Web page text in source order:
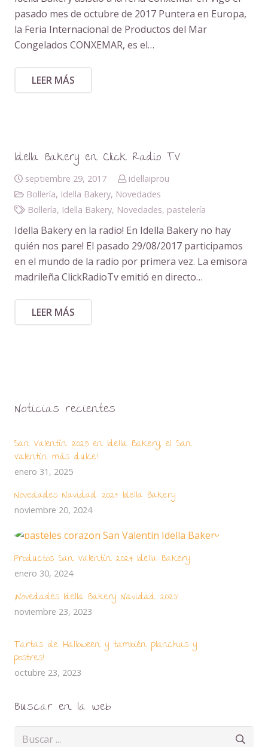
pasado mes de octubre de 2017 Puntera en Europa,
la Feria Internacional de Productos del Mar
Congelados CONXEMAR, es el…
LEER MÁS
Idella Bakery en Click Radio TV
septiembre 29, 2017
idellaiprou
Bollería, Idella Bakery, Novedades
Bollería, Idella Bakery, Novedades, pastelería
Idella Bakery en la radio! En Idella Bakery no hay
quién nos pare! El pasado 29/08/2017 participamos
en el mundo de la radio por primera vez. La emisora
madrileña ClickRadioTv emitió en directo…
LEER MÁS
Noticias recientes
San Valentín 2025 en Idella Bakery, el San
Valentín más dulce!
enero 31, 2025
Novedades Navidad 2024 Idella Bakery
noviembre 20, 2024
Productos San Valentín 2024 Idella Bakery
enero 30, 2024
¡Novedades Idella Bakery Navidad 2023!
noviembre 23, 2023
Tartas de Halloween y también planchas y
postres!
octubre 23, 2023
Buscar en la web